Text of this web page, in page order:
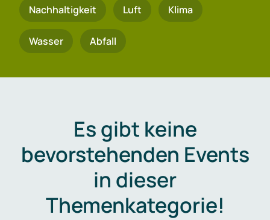
Nachhaltigkeit Luft Klima
Wasser Abfall
Es gibt keine
bevorstehenden Events
in dieser
Themenkategorie!